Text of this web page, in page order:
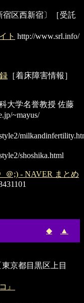
宿区西新宿〕［受託
ト http://www.srl.info/
［着床障害情報］
大学名誉教授 佐藤
~mayus/
shoshika.html
＠;) - NAVER まとめ
◆ ▲
京都目黒区上目
』